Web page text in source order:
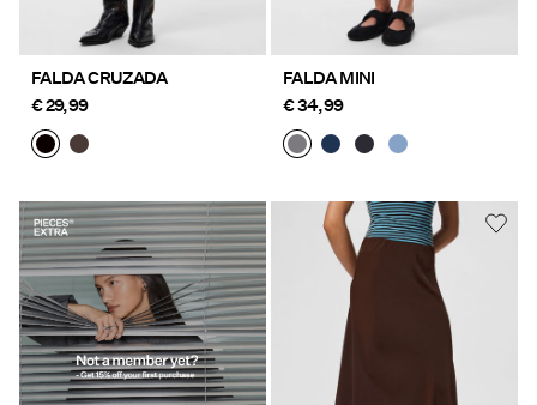
FALDA CRUZADA
€ 29,99
FALDA MINI
€ 34,99
https://www.pieces.com/share?
register=true